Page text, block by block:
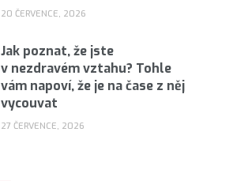
20 ČERVENCE, 2026
Jak poznat, že jste
v nezdravém vztahu? Tohle
vám napoví, že je na čase z něj
vycouvat
27 ČERVENCE, 2026